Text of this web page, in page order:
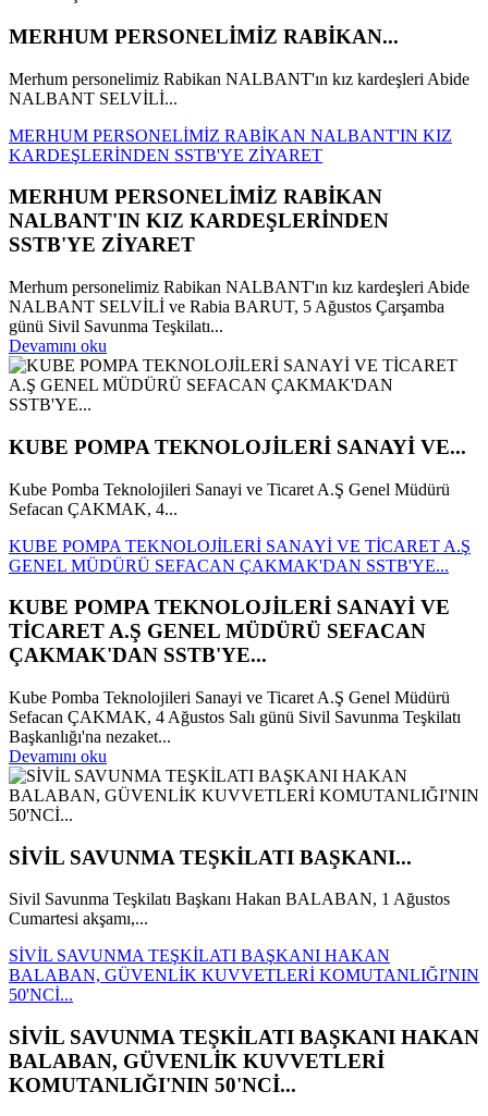
MERHUM PERSONELİMİZ RABİKAN...
Merhum personelimiz Rabikan NALBANT'ın kız kardeşleri Abide
NALBANT SELVİLİ...
MERHUM PERSONELİMİZ RABİKAN NALBANT'IN KIZ
KARDEŞLERİNDEN SSTB'YE ZİYARET
MERHUM PERSONELİMİZ RABİKAN
NALBANT'IN KIZ KARDEŞLERİNDEN
SSTB'YE ZİYARET
Merhum personelimiz Rabikan NALBANT'ın kız kardeşleri Abide
NALBANT SELVİLİ ve Rabia BARUT, 5 Ağustos Çarşamba
günü Sivil Savunma Teşkilatı...
Devamını oku
KUBE POMPA TEKNOLOJİLERİ SANAYİ VE...
Kube Pomba Teknolojileri Sanayi ve Ticaret A.Ş Genel Müdürü
Sefacan ÇAKMAK, 4...
KUBE POMPA TEKNOLOJİLERİ SANAYİ VE TİCARET A.Ş
GENEL MÜDÜRÜ SEFACAN ÇAKMAK'DAN SSTB'YE...
KUBE POMPA TEKNOLOJİLERİ SANAYİ VE
TİCARET A.Ş GENEL MÜDÜRÜ SEFACAN
ÇAKMAK'DAN SSTB'YE...
Kube Pomba Teknolojileri Sanayi ve Ticaret A.Ş Genel Müdürü
Sefacan ÇAKMAK, 4 Ağustos Salı günü Sivil Savunma Teşkilatı
Başkanlığı'na nezaket...
Devamını oku
SİVİL SAVUNMA TEŞKİLATI BAŞKANI...
Sivil Savunma Teşkilatı Başkanı Hakan BALABAN, 1 Ağustos
Cumartesi akşamı,...
SİVİL SAVUNMA TEŞKİLATI BAŞKANI HAKAN
BALABAN, GÜVENLİK KUVVETLERİ KOMUTANLIĞI'NIN
50'NCİ...
SİVİL SAVUNMA TEŞKİLATI BAŞKANI HAKAN
BALABAN, GÜVENLİK KUVVETLERİ
KOMUTANLIĞI'NIN 50'NCİ...